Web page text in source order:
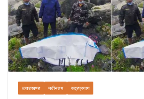
उत्तराखण्ड नवीनतम रुद्रप्रयाग